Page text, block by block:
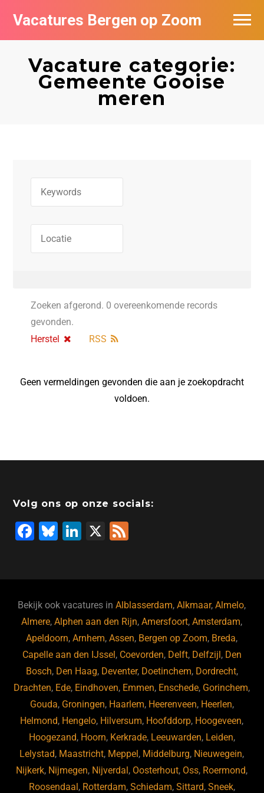
Vacatures Bergen op Zoom
Vacature categorie:
Gemeente Gooise
meren
Zoeken afgerond. 0 overeenkomende records
gevonden.
Herstel
RSS
Geen vermeldingen gevonden die aan je zoekopdracht
voldoen.
Volg ons op onze socials:
F
b
o
o
k
Bl
ky
Li
dI
n
X
Bekijk ook vacatures inAlblasserdam,Alkmaar,Almelo,
Almere,Alphen aan den Rijn,Amersfoort,Amsterdam,
Apeldoorn,Arnhem,Assen, Bergen op Zoom, Breda,
Capelle aan den IJssel , Coevorden, Delft, Delfzijl , Den
Bosch, Den Haag, Deventer, Doetinchem, Dordrecht,
Drachten, Ede, Eindhoven, Emmen, Enschede, Gorinchem,
Gouda, Groningen, Haarlem, Heerenveen, Heerlen,
Helmond, Hengelo, Hilversum, Hoofddorp, Hoogeveen,
Hoogezand, Hoorn, Kerkrade, Leeuwarden, Leiden,
Lelystad, Maastricht, Meppel , Middelburg, Nieuwegein,
Nijkerk, Nijmegen, Nijverdal , Oosterhout, Oss, Roermond,
Roosendaal , Rotterdam, Schiedam, Sittard, Sneek,
Vacatures per bedrijf
De populairste vacatures in Bergen op
Zoom